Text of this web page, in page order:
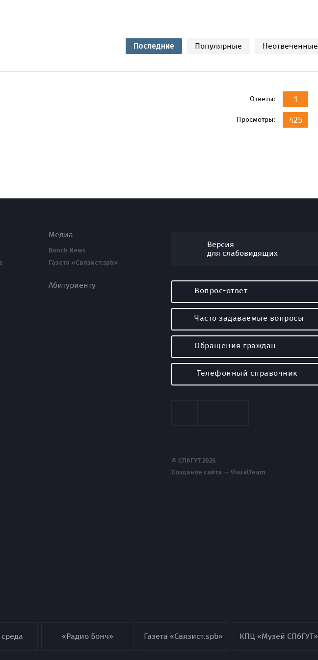
Последние Популярные Неотвеченные
Ответы: 1
Просмотры: 425
Медиа
Bonch News
Газета «Связист.spb»
Абитуриенту
Версия
для слабовидящих
Вопрос-ответ
Часто задаваемые вопросы
Обращения граждан
Телефонный справочник
© СПбГУТ 2026
Создание сайта — VisualTeam
«Радио Бонч» Газета «Связист.spb» КПЦ «Музей СПбГУТ»